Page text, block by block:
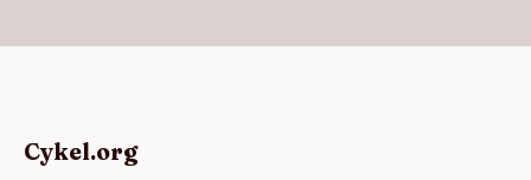
Cykel.org